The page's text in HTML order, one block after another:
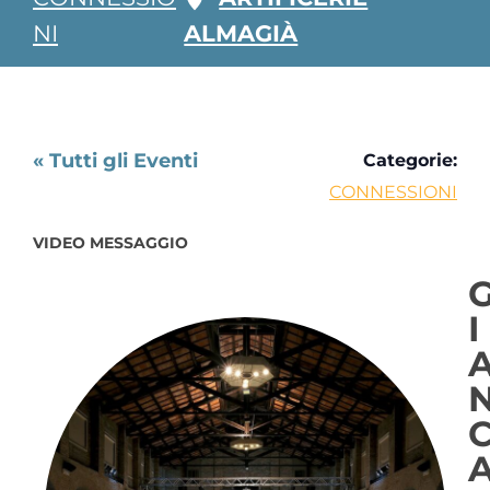
NI
ALMAGIÀ
« Tutti gli Eventi
Categorie:
CONNESSIONI
VIDEO MESSAGGIO
I